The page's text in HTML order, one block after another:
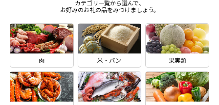
カテゴリ一覧から選んで、
お好みのお礼の品をみつけましょう。
肉 米・パン 果実類